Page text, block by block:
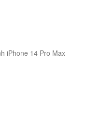
thì họ sẽ bảo hành
cả thì bạn nên kiểm tra
uy tín hay không?
nào. Nếu phản hồi tốt thì
iPhone 14 Pro Max